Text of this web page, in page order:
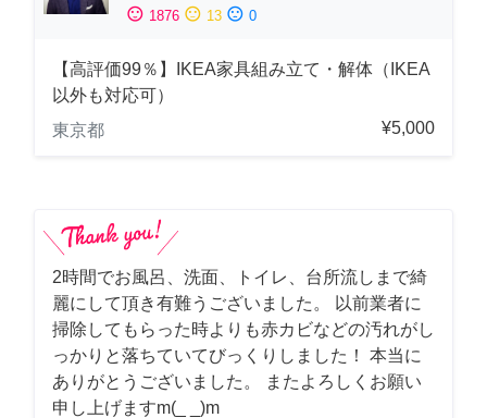
sentiment_satisfied 1876 sentiment_neutral 13 sentiment_dissatisfied 0
【高評価99％】IKEA家具組み立て・解体（IKEA
以外も対応可）
東京都
¥5,000
2時間でお風呂、洗面、トイレ、台所流しまで綺
麗にして頂き有難うございました。 以前業者に
掃除してもらった時よりも赤カビなどの汚れがし
っかりと落ちていてびっくりしました！ 本当に
ありがとうございました。 またよろしくお願い
申し上げますm(_ _)m